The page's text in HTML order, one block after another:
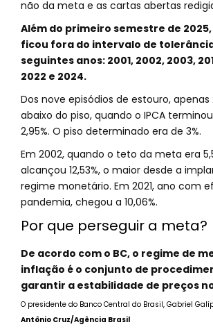
não da meta e as cartas abertas
Além do primeiro semestre de
ficou fora do intervalo de
seguintes anos: 2001, 2002, 2003,
2022 e 2024.
Dos nove episódios de estouro, apenas
abaixo do piso, quando o IPCA
2,95%. O piso determinado era de 3%.
Em 2002, quando o teto da meta era
alcançou 12,53%, o maior desde a
regime monetário. Em 2021, ano com
pandemia, chegou a 10,06%.
Por que perseguir a meta?
De acordo com o BC, o regime de
inflação é o conjunto de
garantir a estabilidade de preços
O presidente do Banco Central do Brasil, Gabriel
Antônio Cruz/Agência Brasil